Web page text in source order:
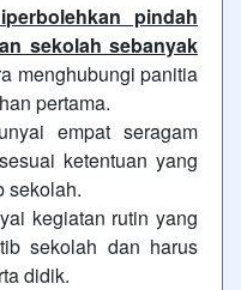
pindah
sekolah sebanyak
menghubungi panitia
pertama.
empat seragam
ketentuan yang
sekolah.
kegiatan rutin yang
sekolah dan harus
didik.